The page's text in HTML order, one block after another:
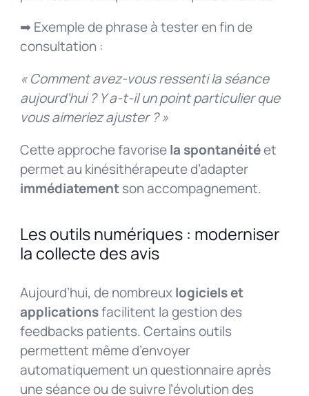
➡ Exemple de phrase à tester en fin de
consultation :
« Comment avez-vous ressenti la séance
aujourd’hui ? Y a-t-il un point particulier que
vous aimeriez ajuster ? »
Cette approche favorisela spontanéitéet
permet au kinésithérapeute d’adapter
immédiatementson accompagnement.
Les outils numériques : moderniser
la collecte des avis
Aujourd’hui, de nombreuxlogiciels et
applicationsfacilitent la gestion des
feedbacks patients. Certains outils
permettent même d’envoyer
automatiquement un questionnaire après
une séance ou de suivre l’évolution des